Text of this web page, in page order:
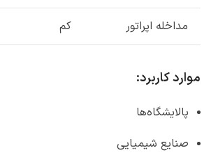
مداخله اپراتور کم
موارد کاربرد:
پالایشگاه‌ها
صنایع شیمیایی